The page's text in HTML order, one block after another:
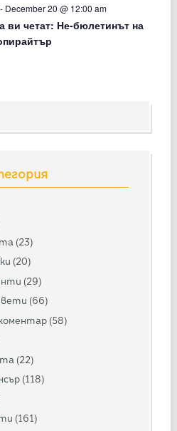
December 20 @ 12:00 am
ви четат: Не-бюлетинът на
(23)
(20)
(29)
(66)
(58)
(22)
(118)
(161)